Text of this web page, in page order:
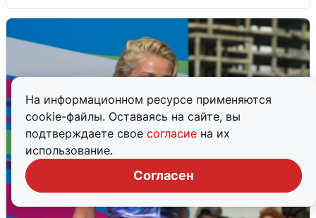
На информационном ресурсе применяются
cookie-файлы. Оставаясь на сайте, вы
подтверждаете свое согласие на их
использование.
Согласен